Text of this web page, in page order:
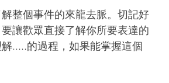
整個事件的來龍去脈。切記好
讓歡眾直接了解你所要表達的
.....的過程，如果能掌握這個